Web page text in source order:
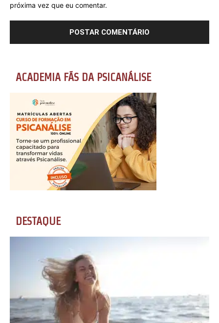
próxima vez que eu comentar.
ACADEMIA FÃS DA PSICANÁLISE
DESTAQUE